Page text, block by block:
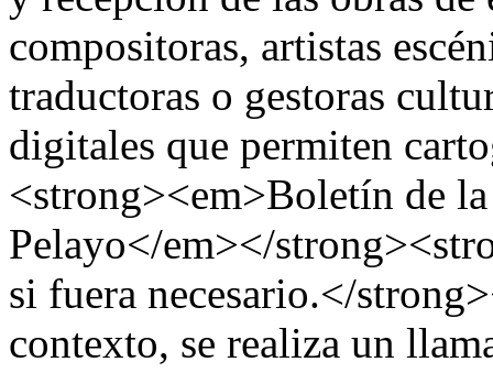
compositoras, artistas
traductoras o gestoras
digitales que permiten
<strong><em>Boletín de
Pelayo</em></
si fuera necesario.</
contexto, se realiza un